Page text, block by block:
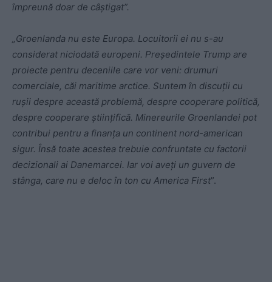
împreună doar de câștigat”.
„Groenlanda nu este Europa. Locuitorii ei nu s-au
considerat niciodată europeni. Președintele Trump are
proiecte pentru deceniile care vor veni: drumuri
comerciale, căi maritime arctice. Suntem în discuții cu
rușii despre această problemă, despre cooperare politică,
despre cooperare științifică. Minereurile Groenlandei pot
contribui pentru a finanța un continent nord-american
sigur. Însă toate acestea trebuie confruntate cu factorii
decizionali ai Danemarcei. Iar voi aveți un guvern de
stânga, care nu e deloc în ton cu America First”.